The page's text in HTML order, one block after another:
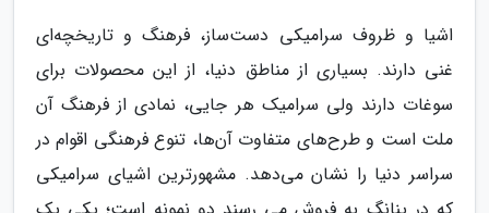
اشیا و ظروف سرامیکی دست‌ساز، فرهنگ و تاریخچه‌ای
غنی دارند. بسیاری از مناطق دنیا، از این محصولات برای
سوغات دارند ولی سرامیک هر جایی، نمادی از فرهنگ آن
ملت است و طرح‌های متفاوت آن‌ها، تنوع فرهنگی اقوام در
سراسر دنیا را نشان می‌دهد. مشهورترین اشیای سرامیکی